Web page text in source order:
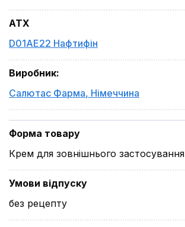
ATX
D01AE22 Нафтифін
Виробник:
Салютас Фарма, Німеччина
Форма товару
Крем для зовнішнього застосування
Умови відпуску
без рецепту